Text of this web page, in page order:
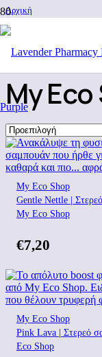
Αρχική
/
Προϊόν Brand
My Eco Shop
My
My Eco Shop
Gentle Nettle |
My Eco Shop
€7,20
My Eco Shop
Pink Lava | Στερεό
Eco Shop